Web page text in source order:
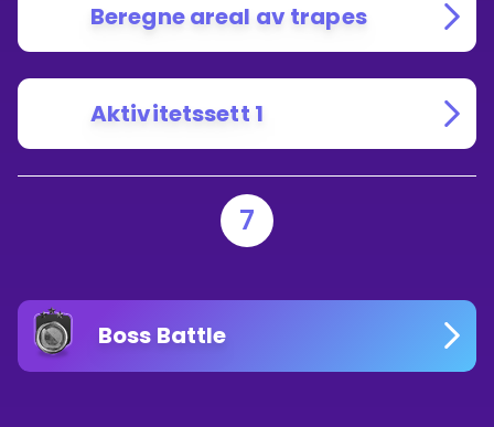
Beregne areal av trapes
Aktivitetssett 1
7
Boss Battle